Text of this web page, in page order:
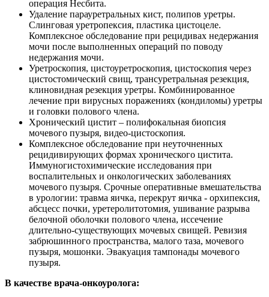
операция Несбита.
Удаление парауретральных кист, полипов уретры.
Слинговая уретропексия, пластика цистоцеле.
Комплексное обследование при рецидивах недержания
мочи после выполненных операций по поводу
недержания мочи.
Уретроскопия, цистоуретроскопия, цистоскопия через
цистостомический свищ, трансуретральная резекция,
клиновидная резекция уретры. Комбинированное
лечение при вирусных поражениях (кондиломы) уретры
и головки полового члена.
Хронический цистит – полифокальная биопсия
мочевого пузыря, видео-цистоскопия.
Комплексное обследование при неуточненных
рецидивирующих формах хронического цистита.
Иммуногистохимические исследования при
воспалительных и онкологических заболеваниях
мочевого пузыря. Срочные оперативные вмешательства
в урологии: травма яичка, перекрут яичка - орхипексия,
абсцесс почки, уретеролитотомия, ушивание разрыва
белочной оболочки полового члена, иссечение
длительно-существующих мочевых свищей. Ревизия
забрюшинного пространства, малого таза, мочевого
пузыря, мошонки. Эвакуация тампонады мочевого
пузыря.
В качестве врача-онкоуролога: